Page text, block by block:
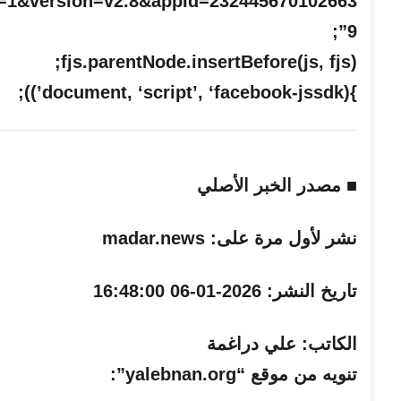
9”;
fjs.parentNode.insertBefore(js, fjs);
}(document, ‘script’, ‘facebook-jssdk’));
■ مصدر الخبر الأصلي
نشر لأول مرة على: madar.news
تاريخ النشر: 2026-01-06 16:48:00
الكاتب: علي دراغمة
تنويه من موقع “yalebnan.org”: